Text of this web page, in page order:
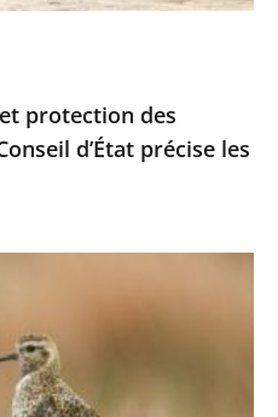
protection des
d’État précise les